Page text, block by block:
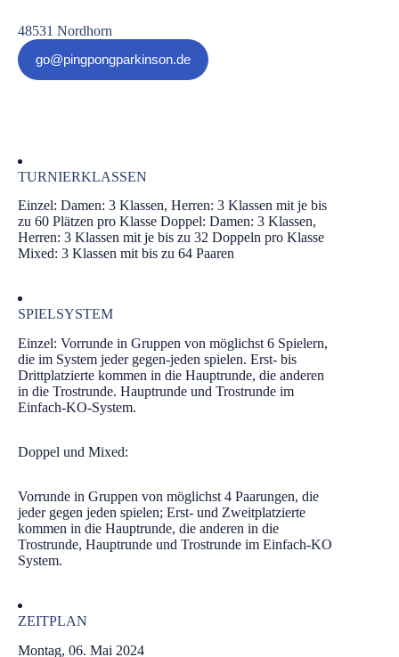
48531 Nordhorn
go@pingpongparkinson.de
TURNIERKLASSEN
Einzel: Damen: 3 Klassen, Herren: 3 Klassen mit je bis
zu 60 Plätzen pro Klasse Doppel: Damen: 3 Klassen,
Herren: 3 Klassen mit je bis zu 32 Doppeln pro Klasse
Mixed: 3 Klassen mit bis zu 64 Paaren
SPIELSYSTEM
Einzel: Vorrunde in Gruppen von möglichst 6 Spielern,
die im System jeder gegen-jeden spielen. Erst- bis
Drittplatzierte kommen in die Hauptrunde, die anderen
in die Trostrunde. Hauptrunde und Trostrunde im
Einfach-KO-System.
Doppel und Mixed:
Vorrunde in Gruppen von möglichst 4 Paarungen, die
jeder gegen jeden spielen; Erst- und Zweitplatzierte
kommen in die Hauptrunde, die anderen in die
Trostrunde, Hauptrunde und Trostrunde im Einfach-KO
System.
ZEITPLAN
Montag, 06. Mai 2024